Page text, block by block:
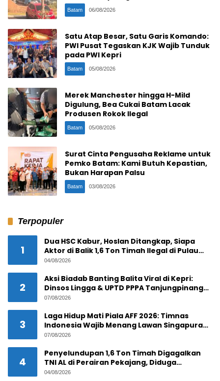
Batam 06/08/2026
Satu Atap Besar, Satu Garis Komando:
PWI Pusat Tegaskan KJK Wajib Tunduk
pada PWI Kepri
Batam 05/08/2026
Merek Manchester hingga H-Mild
Digulung, Bea Cukai Batam Lacak
Produsen Rokok Ilegal
Batam 05/08/2026
Surat Cinta Pengusaha Reklame untuk
Pemko Batam: Kami Butuh Kepastian,
Bukan Harapan Palsu
Batam 03/08/2026
Terpopuler
1
Dua HSC Kabur, Hoslan Ditangkap, Siapa
Aktor di Balik 1,6 Ton Timah Ilegal di Pulau
Pekajang ?
04/08/2026
2
Aksi Biadab Banting Balita Viral di Kepri:
Dinsos Lingga & UPTD PPPA Tanjungpinang
Lacak Pelaku
07/08/2026
3
Laga Hidup Mati Piala AFF 2026: Timnas
Indonesia Wajib Menang Lawan Singapura
Demi Tiket Semifinal
07/08/2026
4
Penyelundupan 1,6 Ton Timah Digagalkan
TNI AL di Perairan Pekajang, Diduga
Melibatkan Jaringan Internasional
04/08/2026